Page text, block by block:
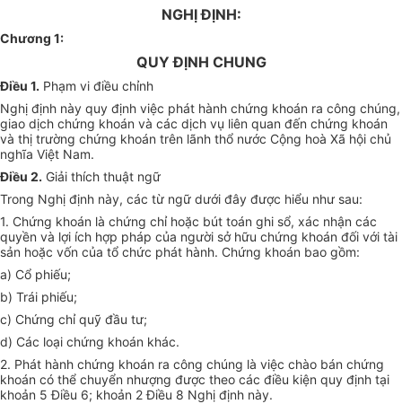
NGHỊ ĐỊNH:
Chương 1:
QUY ĐỊNH CHUNG
Điều 1. Phạm vi điều chỉnh
Nghị định này quy định việc phát hành chứng khoán ra công chúng,
giao dịch chứng khoán và các dịch vụ liên quan đến chứng khoán
và thị trường chứng khoán trên lãnh thổ nước Cộng hoà Xã hội chủ
nghĩa Việt Nam.
Điều 2. Giải thích thuật ngữ
Trong Nghị định này, các từ ngữ dưới đây được hiểu như sau:
1. Chứng khoán là chứng chỉ hoặc bút toán ghi sổ, xác nhận các
quyền và lợi ích hợp pháp của người sở hữu chứng khoán đối với tài
sản hoặc vốn của tổ chức phát hành. Chứng khoán bao gồm:
a) Cổ phiếu;
b) Trái phiếu;
c) Chứng chỉ quỹ đầu tư;
d) Các loại chứng khoán khác.
2. Phát hành chứng khoán ra công chúng là việc chào bán chứng
khoán có thể chuyển nhượng được theo các điều kiện quy định tại
khoản 5 Điều 6; khoản 2 Điều 8 Nghị định này.